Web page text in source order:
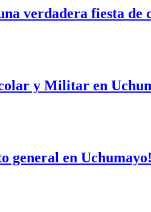
verdadera fiesta
y Militar en
general en Uchumayo!